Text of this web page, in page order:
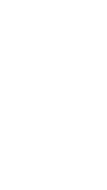
sie in Deutschland